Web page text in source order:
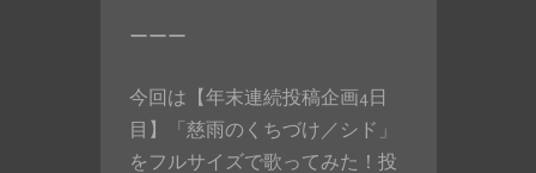
ーーー
今回は【年末連続投稿企画4日
目】「慈雨のくちづけ／シド」
をフルサイズで歌ってみた！投